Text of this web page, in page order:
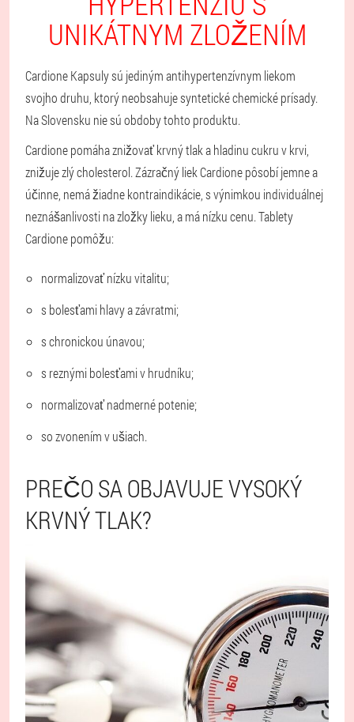
UNIKÁTNYM ZLOŽENÍM
Cardione Kapsuly sú jediným antihypertenzívnym liekom
svojho druhu, ktorý neobsahuje syntetické chemické prísady.
Na Slovensku nie sú obdoby tohto produktu.
Cardione pomáha znižovať krvný tlak a hladinu cukru v krvi,
znižuje zlý cholesterol. Zázračný liek Cardione pôsobí jemne a
účinne, nemá žiadne kontraindikácie, s výnimkou individuálnej
neznášanlivosti na zložky lieku, a má nízku cenu. Tablety
Cardione pomôžu:
normalizovať nízku vitalitu;
s bolesťami hlavy a závratmi;
s chronickou únavou;
s reznými bolesťami v hrudníku;
normalizovať nadmerné potenie;
so zvonením v ušiach.
PREČO SA OBJAVUJE VYSOKÝ
KRVNÝ TLAK?